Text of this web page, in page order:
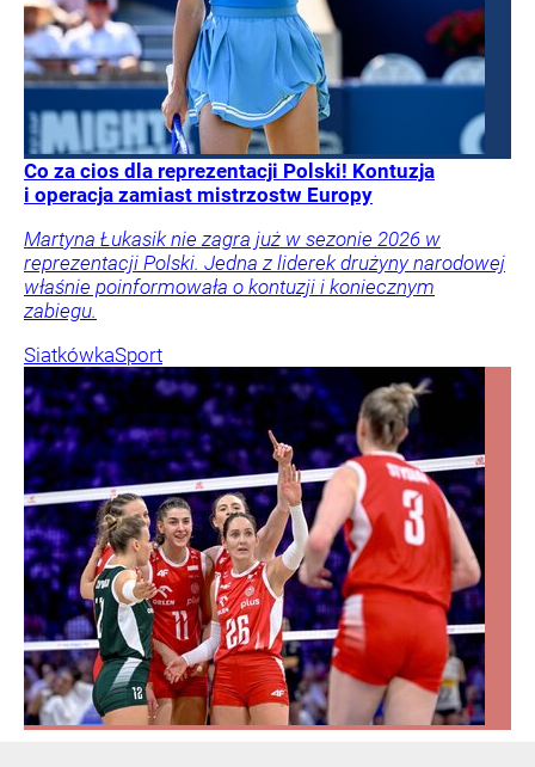
Co za cios dla reprezentacji Polski! Kontuzja
i operacja zamiast mistrzostw Europy
Martyna Łukasik nie zagra już w sezonie 2026 w
reprezentacji Polski. Jedna z liderek drużyny narodowej
właśnie poinformowała o kontuzji i koniecznym
zabiegu.
SiatkówkaSport